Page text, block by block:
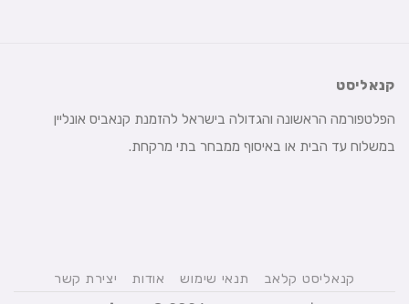
קנאליסט
הפלטפורמה הראשונה והגדולה בישראל להזמנת קנאביס אונליין
במשלוח עד הבית או באיסוף ממבחר בתי מרקחת.
קנאליסט קלאב תנאי שימוש אודות יצירת קשר